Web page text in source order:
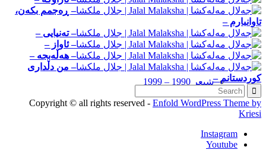
شیعر 1990 – 1999
– ڕەجمم بکه‌ن،
تاوانبارم –
– تەنیایی –
– ئاواز –
– هه‌ڵه‌بجه –
– من دڵداری
کوردستانم –
Copyright © all rights reserved - Enfold WordPress Theme by
Kriesi
Instagram
Youtube